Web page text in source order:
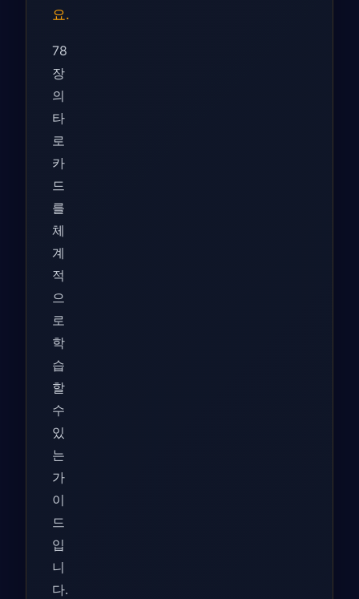
요.
78
장
의
타
로
카
드
를
체
계
적
으
로
학
습
할
수
있
는
가
이
드
입
니
다.